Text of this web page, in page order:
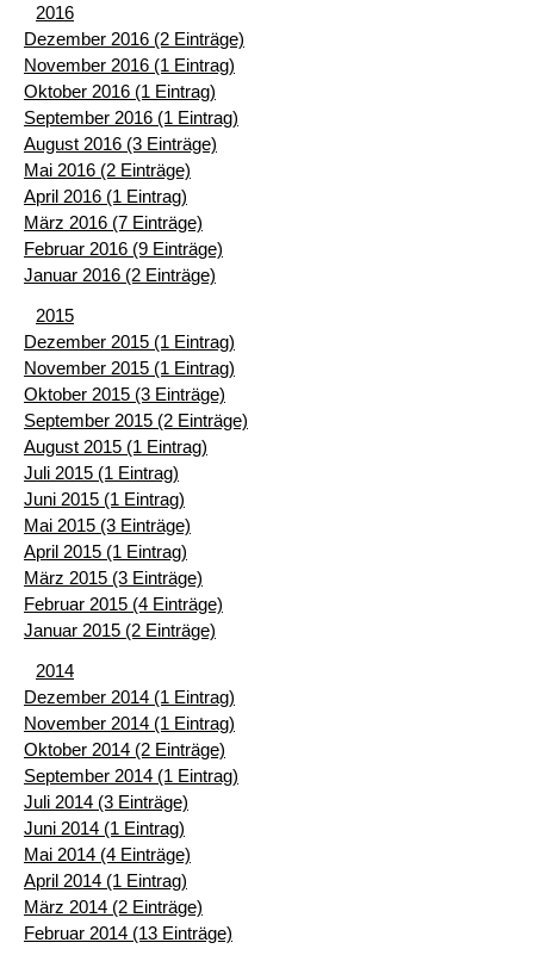
2016
Dezember 2016 (2 Einträge)
November 2016 (1 Eintrag)
Oktober 2016 (1 Eintrag)
September 2016 (1 Eintrag)
August 2016 (3 Einträge)
Mai 2016 (2 Einträge)
April 2016 (1 Eintrag)
März 2016 (7 Einträge)
Februar 2016 (9 Einträge)
Januar 2016 (2 Einträge)
2015
Dezember 2015 (1 Eintrag)
November 2015 (1 Eintrag)
Oktober 2015 (3 Einträge)
September 2015 (2 Einträge)
August 2015 (1 Eintrag)
Juli 2015 (1 Eintrag)
Juni 2015 (1 Eintrag)
Mai 2015 (3 Einträge)
April 2015 (1 Eintrag)
März 2015 (3 Einträge)
Februar 2015 (4 Einträge)
Januar 2015 (2 Einträge)
2014
Dezember 2014 (1 Eintrag)
November 2014 (1 Eintrag)
Oktober 2014 (2 Einträge)
September 2014 (1 Eintrag)
Juli 2014 (3 Einträge)
Juni 2014 (1 Eintrag)
Mai 2014 (4 Einträge)
April 2014 (1 Eintrag)
März 2014 (2 Einträge)
Februar 2014 (13 Einträge)